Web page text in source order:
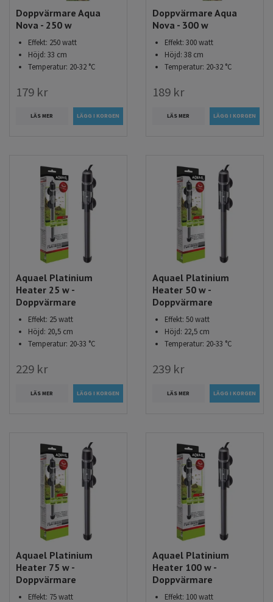
Doppvärmare Aqua
Nova - 250 w
Effekt: 250 watt
Höjd: 33 cm
Temperatur: 20-32 °C
179 kr
LÄS MER
Doppvärmare Aqua
Nova - 300 w
Effekt: 300 watt
Höjd: 38 cm
Temperatur: 20-32 °C
189 kr
LÄS MER
Aquael Platinium
Heater 25 w -
Doppvärmare
Effekt: 25 watt
Höjd: 20,5 cm
Temperatur: 20-33 °C
229 kr
LÄS MER
Aquael Platinium
Heater 50 w -
Doppvärmare
Effekt: 50 watt
Höjd: 22,5 cm
Temperatur: 20-33 °C
239 kr
LÄS MER
Aquael Platinium
Heater 75 w -
Doppvärmare
Effekt: 75 watt
Aquael Platinium
Heater 100 w -
Doppvärmare
Effekt: 100 watt